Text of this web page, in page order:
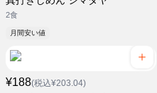
2食
月間安い値
¥188(税込¥203.04)